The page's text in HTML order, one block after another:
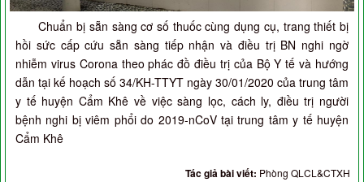
Chuẩn bị sẵn sàng cơ số thuốc cùng dụng cụ, trang thiết bị
hồi sức cấp cứu sẵn sàng tiếp nhận và điều trị BN nghi ngờ
nhiễm virus Corona theo phác đồ điều trị của Bộ Y tế và hướng
dẫn tại kế hoạch số 34/KH-TTYT ngày 30/01/2020 của trung tâm
y tế huyện Cẩm Khê về việc sàng lọc, cách ly, điều trị người
bệnh nghi bị viêm phổi do 2019-nCoV tại trung tâm y tế huyện
Cẩm Khê
Tác giả bài viết: Phòng QLCL&CTXH